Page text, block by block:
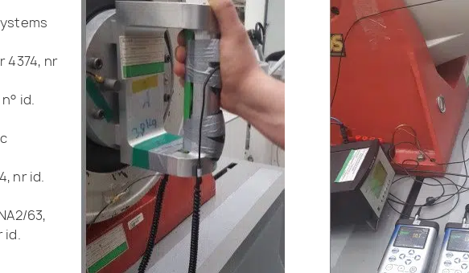
4374, nr
id.
nr id.
63,
id.